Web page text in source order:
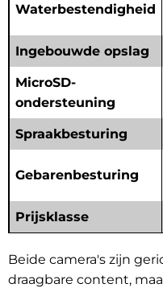
Waterbestendigheid
Ingebouwde opslag
MicroSD-
ondersteuning
Spraakbesturing
Gebarenbesturing
Prijsklasse
Beide camera's zijn
draagbare content,